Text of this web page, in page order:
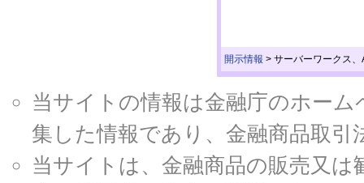
開示情報 > サーバーワークス
当サイトの情報は金融庁のホー
集した情報であり、金融商品取
当サイトは、金融商品の販売又